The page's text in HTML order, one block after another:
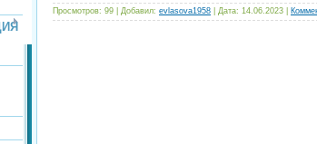
Просмотров: 99 Добавил: evlasova1958 Дата: 14.06.2023